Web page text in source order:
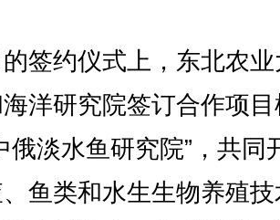
约仪式上，东北农业
洋研究院签订合作项
俄淡水鱼研究院”，共同
鱼类和水生生物养殖